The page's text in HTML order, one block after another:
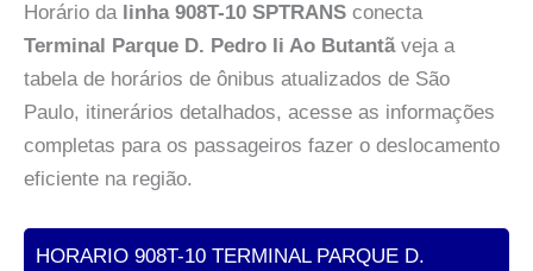
Horário da linha 908T-10 SPTRANS conecta
Terminal Parque D. Pedro Ii Ao Butantãveja a
tabela de horários de ônibus atualizados de São
Paulo, itinerários detalhados, acesse as informações
completas para os passageiros fazer o deslocamento
eficiente na região.
HORARIO 908T-10 TERMINAL PARQUE D.